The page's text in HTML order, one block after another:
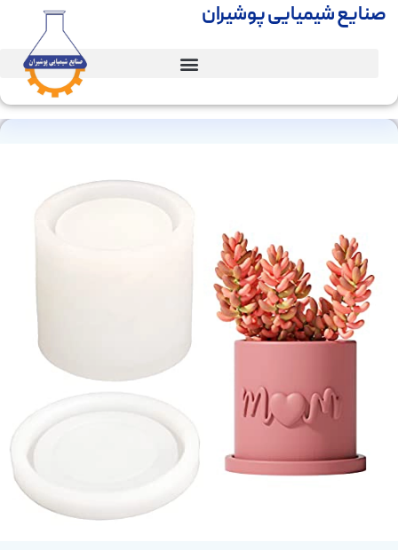
صنایع شیمیایی پوشیران